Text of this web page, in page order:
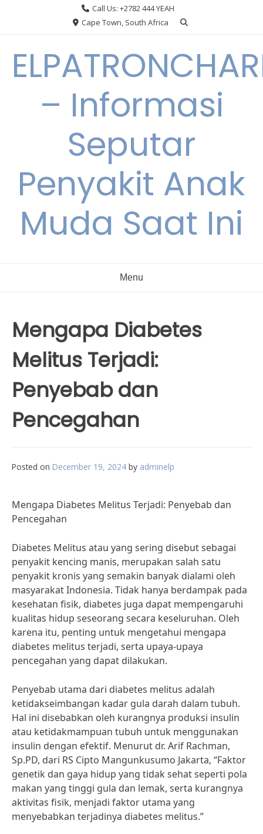
Call Us: +2782 444 YEAH
Cape Town, South Africa
– Informasi
Seputar
Penyakit Anak
Muda Saat Ini
Menu
Mengapa Diabetes
Melitus Terjadi:
Penyebab dan
Pencegahan
Posted on December 19, 2024 by adminelp
Mengapa Diabetes Melitus Terjadi: Penyebab dan
Pencegahan
Diabetes Melitus atau yang sering disebut sebagai
penyakit kencing manis, merupakan salah satu
penyakit kronis yang semakin banyak dialami oleh
masyarakat Indonesia. Tidak hanya berdampak pada
kesehatan fisik, diabetes juga dapat mempengaruhi
kualitas hidup seseorang secara keseluruhan. Oleh
karena itu, penting untuk mengetahui mengapa
diabetes melitus terjadi, serta upaya-upaya
pencegahan yang dapat dilakukan.
Penyebab utama dari diabetes melitus adalah
ketidakseimbangan kadar gula darah dalam tubuh.
Hal ini disebabkan oleh kurangnya produksi insulin
atau ketidakmampuan tubuh untuk menggunakan
insulin dengan efektif. Menurut dr. Arif Rachman,
Sp.PD, dari RS Cipto Mangunkusumo Jakarta, “Faktor
genetik dan gaya hidup yang tidak sehat seperti pola
makan yang tinggi gula dan lemak, serta kurangnya
aktivitas fisik, menjadi faktor utama yang
menyebabkan terjadinya diabetes melitus.”